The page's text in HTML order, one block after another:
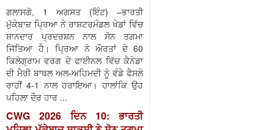
ਗਲਾਸਗੋ, 1 ਅਗਸਤ (ਇੰਟ) –ਭਾਰਤੀ
ਮੁੱਕੇਬਾਜ਼ ਪ੍ਰਿਆ ਨੇ ਰਾਸ਼ਟਰਮੰਡਲ ਖੇਡਾਂ ਵਿੱਚ
ਸ਼ਾਨਦਾਰ ਪ੍ਰਦਰਸ਼ਨ ਨਾਲ ਸੋਨ ਤਗਮਾ
ਜਿੱਤਿਆ ਹੈ। ਪ੍ਰਿਆ ਨੇ ਔਰਤਾਂ ਦੇ 60
ਕਿਲੋਗ੍ਰਾਮ ਵਰਗ ਦੇ ਫਾਈਨਲ ਵਿੱਚ ਕੈਨੇਡਾ
ਦੀ ਮੈਰੀ ਬਾਥਲ ਅਲ-ਅਹਿਮਦੀ ਨੂੰ ਵੰਡੇ ਫੈਸਲੇ
ਰਾਹੀਂ 4-1 ਨਾਲ ਹਰਾਇਆ। ਹਾਲਾਂਕਿ ਉਹ
ਪਹਿਲਾ ਦੌਰ ਹਾਰ ...
CWG 2026 ਦਿਨ 10: ਭਾਰਤੀ